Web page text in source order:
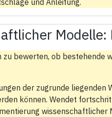
Modelle:
bewerten, ob bestehende
der zugrunde liegenden
können. Wendet
wissenschaftlicher